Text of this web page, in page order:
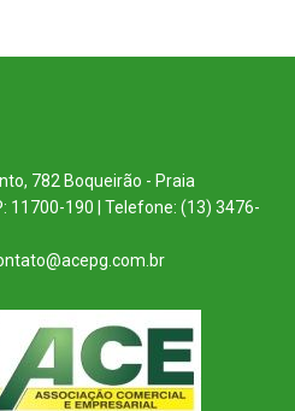
782 Boqueirão - Praia
11700-190 | Telefone: (13) 3476-